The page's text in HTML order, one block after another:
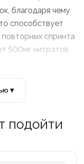
благодаря чему
способствует
спринта
500мг нитратов
и одна
обеспечат
повторных
▾
подойти